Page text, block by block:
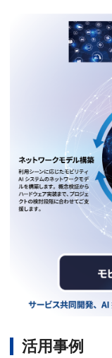
活用事例